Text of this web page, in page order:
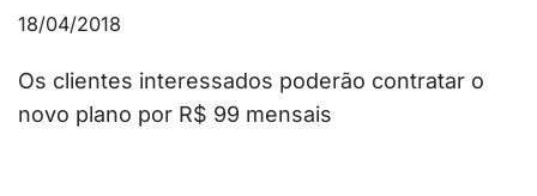
18/04/2018
Os clientes interessados poderão contratar o
novo plano por R$ 99 mensais